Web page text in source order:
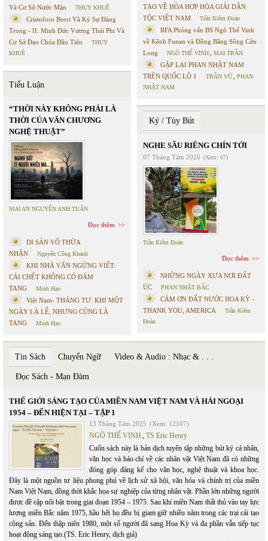
Và Cơ Sở Nước Mặn
THỤY KHUÊ
Cristoforo Borri Và Ký Sự Đàng
Trong - II. Minh Đức Vương Thái Phi Và
Cơ Sở Đạo Chúa Đầu Tiên
THỤY
KHUÊ
Tiểu Luận
“THỜI NÀY KHÔNG PHẢI LÀ
THỜI CỦA VĂN CHƯƠNG
NGHỆ THUẬT”
MAI AN NGUYỄN ANH TUẤN
Đọc thêm
DI SẢN VÔ THỪA
NHẬN
Nguyễn Công Khanh
KHI NHÀ VĂN NGỪNG VIẾT:
CÁI CHẾT KHÔNG CÓ ĐÁM
TANG
Minh Hạo
Việt Nam- THÁNG TƯ: KHI MỘT
NGÀY LÀ LỄ, NHƯNG CŨNG LÀ
TANG
Minh Hạo
TẠO VỀ HÒA HỢP HÒA GIẢI DÂN
TỘC VIỆT NAM
Trần Kiêm Đoàn
RFA Phỏng vấn BS Ngô Thế Vinh
về Kênh Funan và Đồng Bằng Sông Cửu
Long
NGÔ THẾ VINH MAI TRẦN
GẶP LẠI PHAN NHẬT NAM
TRÊN QUỐC LỘ 1
TRẦN VŨ
PHAN
NHẬT NAM
Ký / Tùy Bút
NGHE SẦU RIÊNG CHÍN TỚI
07 Tháng Tám 2026 (Xem: 67)
Trần Kiêm Đoàn
Đọc thêm
NHỮNG NGÀY XƯA NƠI ĐẤT
ÚC
PHAN NHẬT BẮC
CÁM ƠN ĐẤT NƯỚC HOA KỲ -
THANK YOU, AMERICA
Trần Kiêm
Đoàn
Tin Sách Chuyển Ngữ Video & Audio : Nhạc & . . .
Đọc Sách - Mạn Đàm
THẾ GIỚI SÁNG TẠO CỦA MIỀN NAM VIỆT NAM VÀ HẢI NGOẠI
1954 – ĐẾN HIỆN TẠI – TẬP 1
13 Tháng Tám 2025 (Xem: 12107)
NGÔ THẾ VINH, TS Eric Henry
Cuốn sách này là bản dịch tuyển tập những bút ký cá nhân,
văn học và báo chí về các nhân vật Việt Nam đã có những
đóng góp đáng kể cho văn học, nghệ thuật và khoa học.
Đây là một nguồn tư liệu phong phú về lịch sử xã hội, văn hóa và chính trị của miền
Nam Việt Nam, đồng thời khắc họa sự nghiệp của từng nhân vật. Phần lớn những người
được đề cập nổi bật trong giai đoạn 1954 – 1975. Sau khi miền Nam thất thủ vào tay lực
lượng miền Bắc năm 1975, hầu hết họ đều bị giam giữ nhiều năm trong các trại cải tạo
cộng sản. Đến thập niên 1980, một số người đã sang Hoa Kỳ và đa phần vẫn tiếp tục
hoạt động sáng tạo.(TS. Eric Henry, dịch giả)